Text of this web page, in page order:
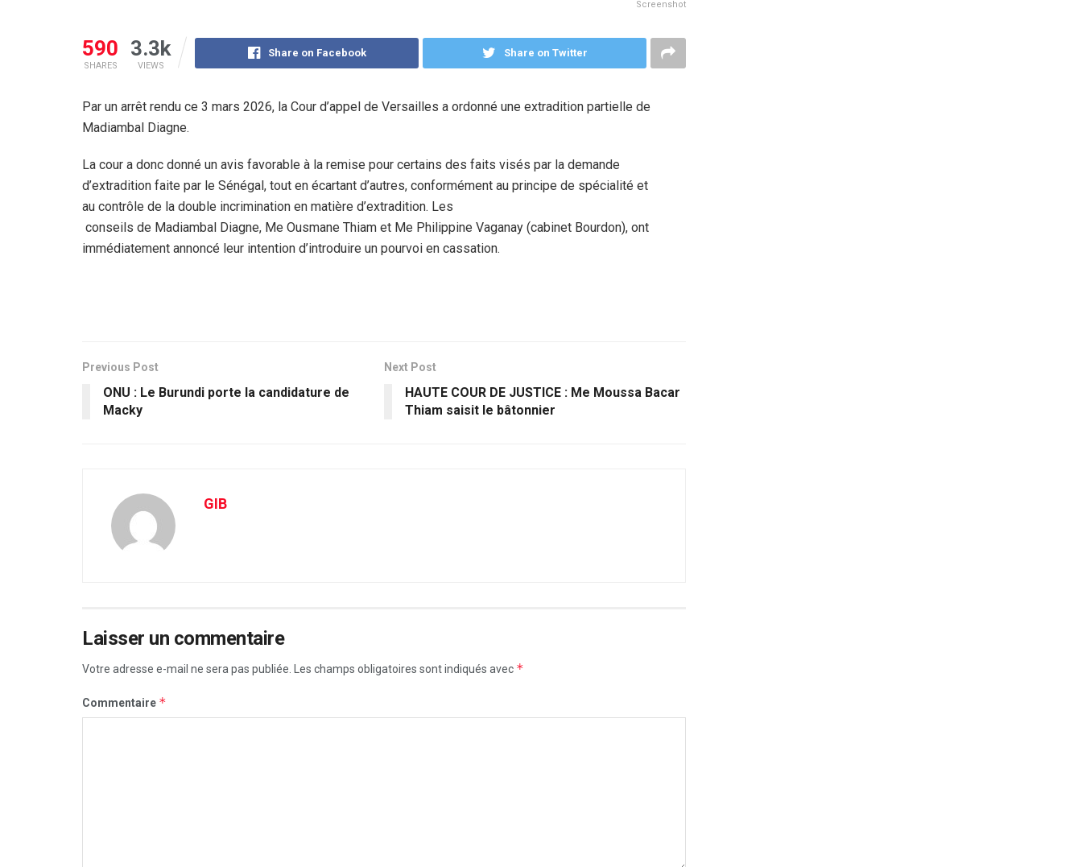
Screenshot
590
SHARES
3.3k
VIEWS
Share on Facebook Share on Twitter
Par un arrêt rendu ce 3 mars 2026, la Cour d’appel de Versailles a ordonné une extradition partielle de
Madiambal Diagne.
La cour a donc donné un avis favorable à la remise pour certains des faits visés par la demande
d’extradition faite par le Sénégal, tout en écartant d’autres, conformément au principe de spécialité et
au contrôle de la double incrimination en matière d’extradition. Les
conseils de Madiambal Diagne, Me Ousmane Thiam et Me Philippine Vaganay (cabinet Bourdon), ont
immédiatement annoncé leur intention d’introduire un pourvoi en cassation.
Previous Post
ONU : Le Burundi porte la candidature de
Macky
Next Post
HAUTE COUR DE JUSTICE : Me Moussa Bacar
Thiam saisit le bâtonnier
GIB
Laisser un commentaire
Votre adresse e-mail ne sera pas publiée. Les champs obligatoires sont indiqués avec *
Commentaire *